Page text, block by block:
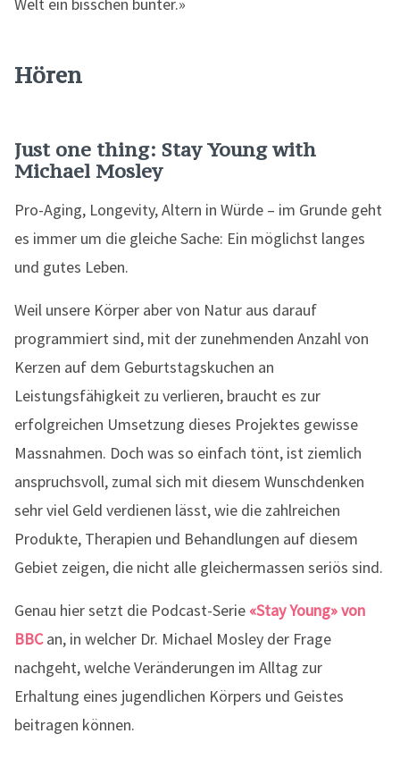
Hören
Just one thing: Stay Young with
Michael Mosley
Pro-Aging, Longevity, Altern in Würde – im Grunde geht
es immer um die gleiche Sache: Ein möglichst langes
und gutes Leben.
Weil unsere Körper aber von Natur aus darauf
programmiert sind, mit der zunehmenden Anzahl von
Kerzen auf dem Geburtstagskuchen an
Leistungsfähigkeit zu verlieren, braucht es zur
erfolgreichen Umsetzung dieses Projektes gewisse
Massnahmen. Doch was so einfach tönt, ist ziemlich
anspruchsvoll, zumal sich mit diesem Wunschdenken
sehr viel Geld verdienen lässt, wie die zahlreichen
Produkte, Therapien und Behandlungen auf diesem
Gebiet zeigen, die nicht alle gleichermassen seriös sind.
Genau hier setzt die Podcast-Serie «Stay Young» von
BBCan, in welcher Dr. Michael Mosley der Frage
nachgeht, welche Veränderungen im Alltag zur
Erhaltung eines jugendlichen Körpers und Geistes
beitragen können.